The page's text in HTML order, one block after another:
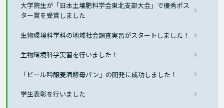
大学院生が「日本土壌肥料学会東北支部大会」で優秀ポス
ター賞を受賞しました
生物環境科学科の地域社会調査実習がスタートしました！
生物環境科学実習を行いました！
「ビール吟醸麦酒酵母パン」の開発に成功しました！
学生表彰を行いました